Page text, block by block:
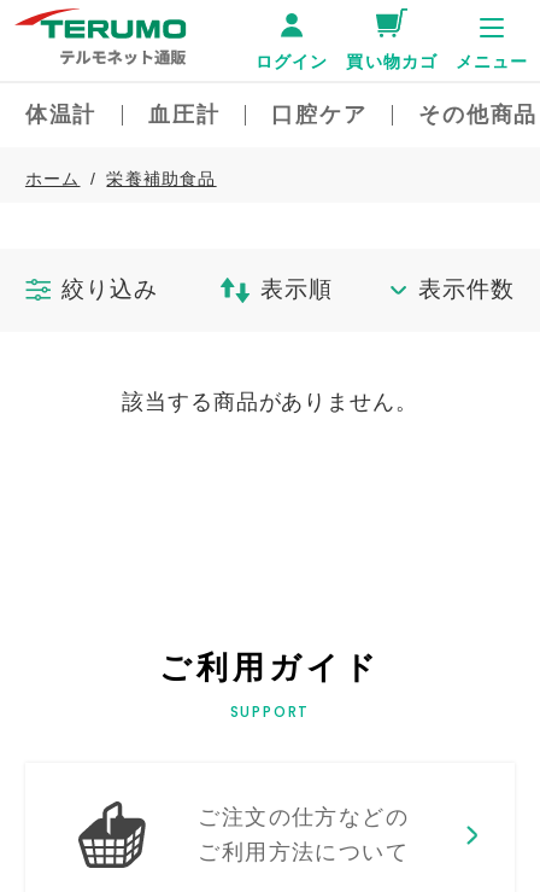
体温計 血圧計 口腔ケア その他商
ログイン 買い物カゴ メニュー
ホーム 栄養補助食品
絞り込み 表示順 表示件数
該当する商品がありません。
ご利用ガイド
SUPPORT
ご注文の仕方などの
ご利用方法について